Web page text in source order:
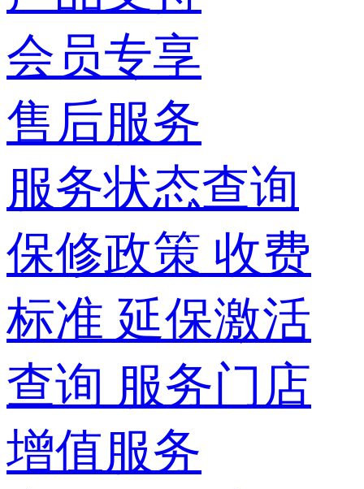
会员专享
售后服务
服务状态查询
保修政策 收费
标准 延保激活
查询 服务门店
增值服务